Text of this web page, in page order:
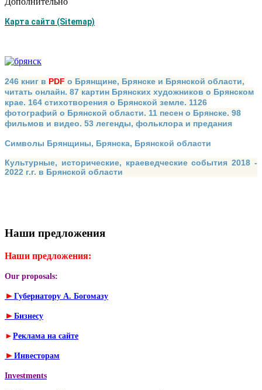
Карта сайта (Sitemap)
246 книг в PDF о Брянщине, Брянске и Брянской области,
читать онлайн. 87 картин Брянских художников о Брянском
крае. 164 стихотворения о Брянской земле. 1126
фотографий о Брянской области. 11 песен о Брянске. 98
фильмов и видео. 53 легенды, фольклора и предания
Символы Брянщины, Брянска, Брянской области
Культурные, исторические, краеведческие события 2018 -
2022 г.г. в Брянской области
Наши предложения
Наши предложения:
Our proposals:
► Губернатору А. Богомазу
► Бизнесу
► Реклама на сайте
► Инвесторам
Investments